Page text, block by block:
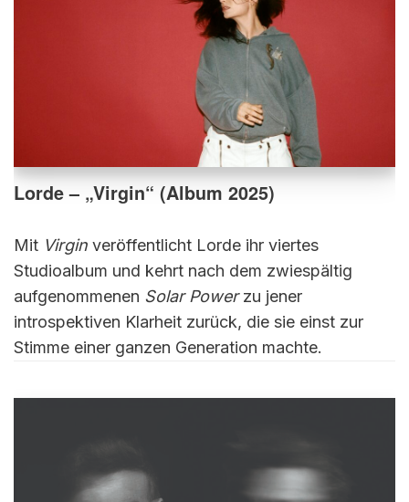
Lorde – „Virgin“ (Album 2025)
Mit Virgin veröffentlicht Lorde ihr viertes
Studioalbum und kehrt nach dem zwiespältig
aufgenommenen Solar Powerzu jener
introspektiven Klarheit zurück, die sie einst zur
Stimme einer ganzen Generation machte.